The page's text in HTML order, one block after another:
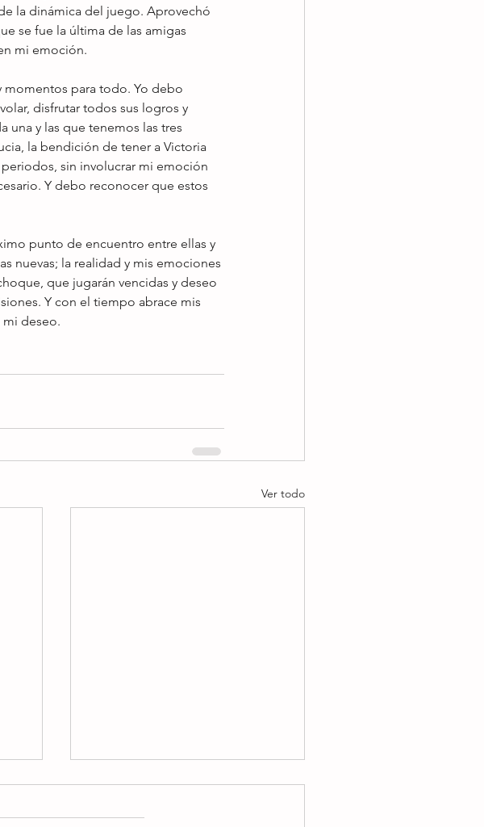
la dinámica del juego. Aprovechó
se fue la última de las amigas
mi emoción.
momentos para todo. Yo debo
disfrutar todos sus logros y
una y las que tenemos las tres
la bendición de tener a Victoria
sin involucrar mi emoción
Y debo reconocer que estos
punto de encuentro entre ellas y
nuevas; la realidad y mis emociones
que jugarán vencidas y deseo
Y con el tiempo abrace mis
deseo.
Ver todo